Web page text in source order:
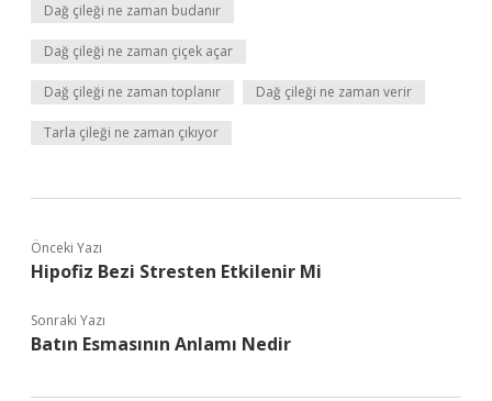
Dağ çileği ne zaman budanır
Dağ çileği ne zaman çiçek açar
Dağ çileği ne zaman toplanır Dağ çileği ne zaman verir
Tarla çileği ne zaman çıkıyor
Önceki Yazı
Hipofiz Bezi Stresten Etkilenir Mi
Sonraki Yazı
Batın Esmasının Anlamı Nedir